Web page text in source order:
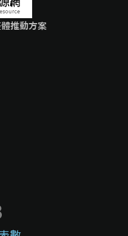
推動方案